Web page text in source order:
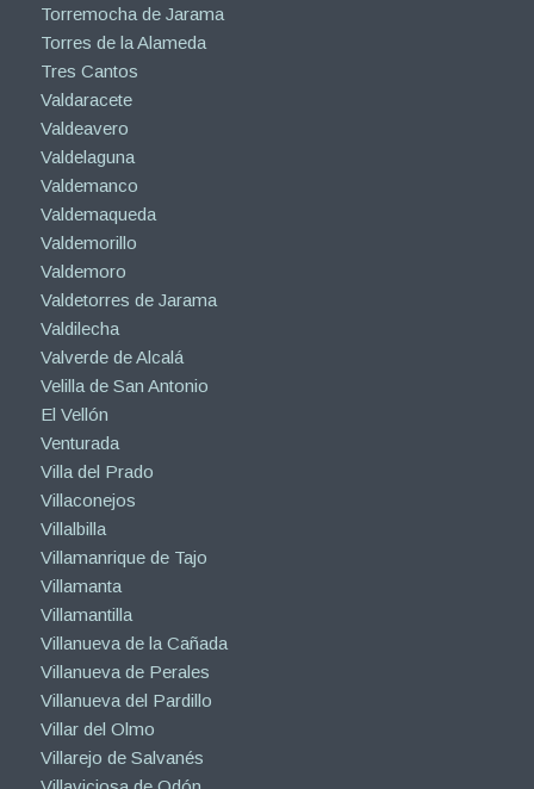
Torremocha de Jarama
Torres de la Alameda
Tres Cantos
Valdaracete
Valdeavero
Valdelaguna
Valdemanco
Valdemaqueda
Valdemorillo
Valdemoro
Valdetorres de Jarama
Valdilecha
Valverde de Alcalá
Velilla de San Antonio
El Vellón
Venturada
Villa del Prado
Villaconejos
Villalbilla
Villamanrique de Tajo
Villamanta
Villamantilla
Villanueva de la Cañada
Villanueva de Perales
Villanueva del Pardillo
Villar del Olmo
Villarejo de Salvanés